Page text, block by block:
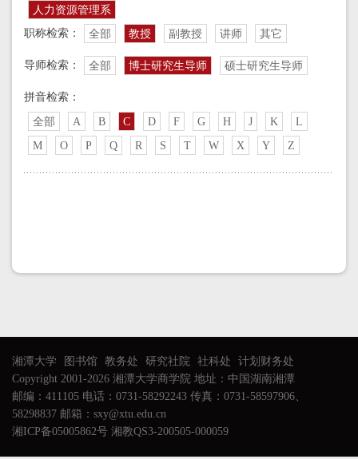
人力资源管理系
职称检索：
全部 教授 副教授 讲师 其它
导师检索： 全部 博士研究生导师 硕士研究生导师
拼音检索：
全部 A B C D F G H J K
L
M
O P Q R S T W X Y Z
湘潭大学 图书馆 教务处 研究社院 社科处
计划财务处
Copyright 2001-2026 湘潭大学商学院 地址：中国湖南湘潭
邮编：411105 电话：0731-58292243 传真：0731-58597906、
58298837 邮箱：sxy@xtu.edu.cn
湘ICP备05005862号 湘教QS3-200505-000059